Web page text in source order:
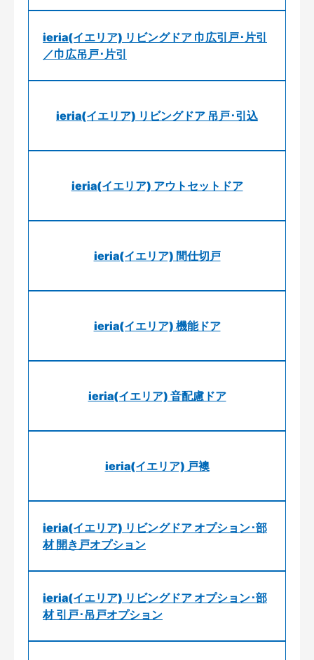
ieria(イエリア) リビングドア 巾広引戸･片引
／巾広吊戸･片引
ieria(イエリア) リビングドア 吊戸･引込
ieria(イエリア) アウトセットドア
ieria(イエリア) 間仕切戸
ieria(イエリア) 機能ドア
ieria(イエリア) 音配慮ドア
ieria(イエリア) 戸襖
ieria(イエリア) リビングドア オプション･部
材 開き戸オプション
ieria(イエリア) リビングドア オプション･部
材 引戸･吊戸オプション